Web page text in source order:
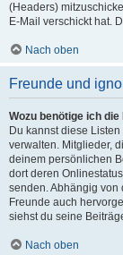
(Headers)
E-Mail verschickt hat.
Nach oben
Freunde und
Wozu benötige ich
Du kannst diese
verwalten. Mitglieder,
deinem persönlichen
dort deren
senden. Abhängig von
Freunde auch
siehst du seine
Nach oben